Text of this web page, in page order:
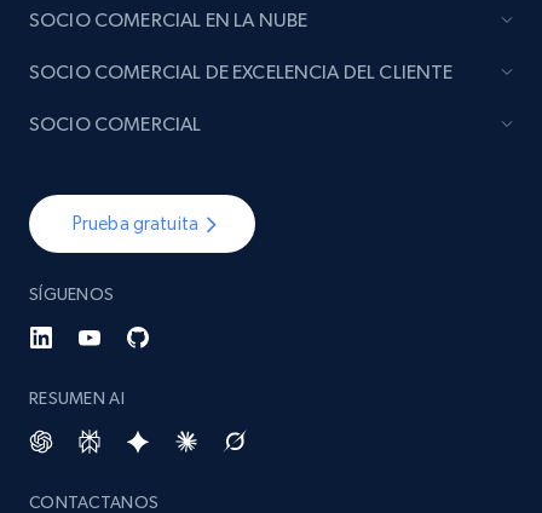
Prueba gratuita
SÍGUENOS
RESUMEN AI
CONTACTANOS
SOCIO COMERCIAL EN LA NUBE
SOCIO COMERCIAL DE EXCELENCIA DEL CLIENTE
SOCIO COMERCIAL